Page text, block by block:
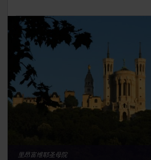
里昂富维耶圣母院